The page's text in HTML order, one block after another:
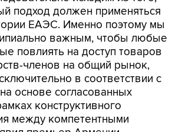
важным, чтобы любые
повлиять на доступ товаров
членов на общий рынок,
в соответствии с
основе согласованных
конструктивного
между компетентными
премьер Армении.